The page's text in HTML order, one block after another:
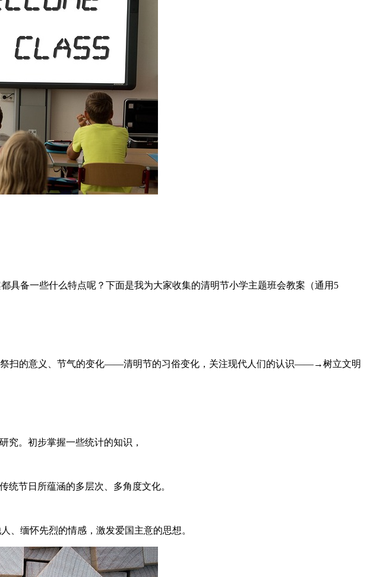
具备一些什么特点呢？下面是我为大家收集的清明节小学主题班会教案（通用5
的意义、节气的变化——清明节的习俗变化，关注现代人们的认识——→树立文明
究。初步掌握一些统计的知识，
节日所蕴涵的多层次、多角度文化。
、缅怀先烈的情感，激发爱国主意的思想。